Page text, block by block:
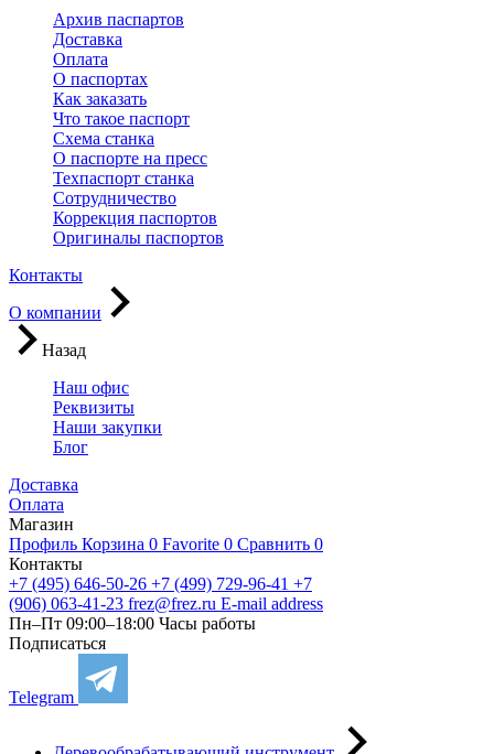
Архив паспартов
Доставка
Оплата
О паспортах
Как заказать
Что такое паспорт
Схема станка
О паспорте на пресс
Техпаспорт станка
Сотрудничество
Коррекция паспортов
Оригиналы паспортов
Контакты
О компании
Назад
Наш офис
Реквизиты
Наши закупки
Блог
Доставка
Оплата
Магазин
Профиль Корзина 0 Favorite 0 Сравнить 0
Контакты
+7 (495) 646-50-26 +7 (499) 729-96-41 +7
(906) 063-41-23 frez@frez.ru E-mail address
Пн–Пт 09:00–18:00 Часы работы
Подписаться
Telegram